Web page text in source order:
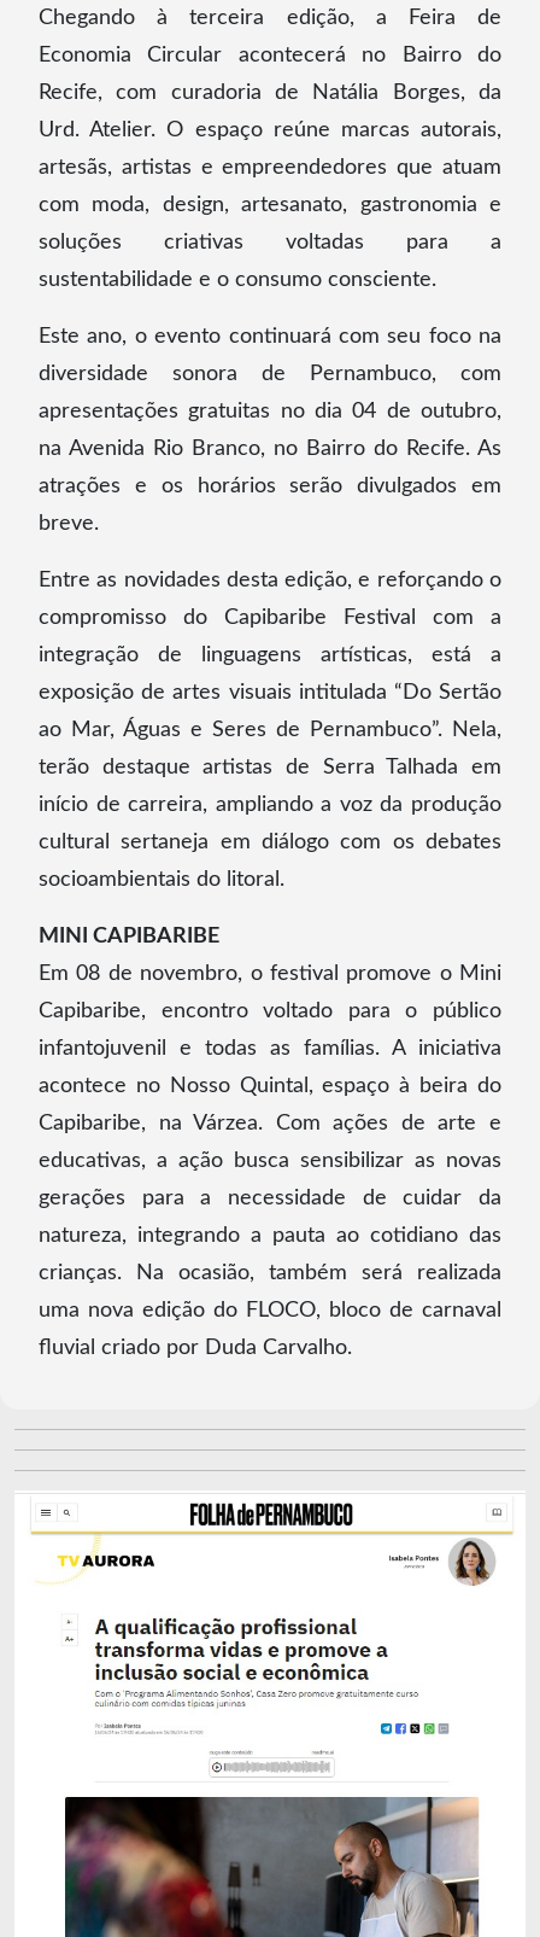
Chegando à terceira edição, a Feira de
Economia Circular acontecerá no Bairro do
Recife, com curadoria de Natália Borges, da
Urd. Atelier. O espaço reúne marcas autorais,
artesãs, artistas e empreendedores que atuam
com moda, design, artesanato, gastronomia e
soluções criativas voltadas para a
sustentabilidade e o consumo consciente.
Este ano, o evento continuará com seu foco na
diversidade sonora de Pernambuco, com
apresentações gratuitas no dia 04 de outubro,
na Avenida Rio Branco, no Bairro do Recife. As
atrações e os horários serão divulgados em
breve.
Entre as novidades desta edição, e reforçando o
compromisso do Capibaribe Festival com a
integração de linguagens artísticas, está a
exposição de artes visuais intitulada “Do Sertão
ao Mar, Águas e Seres de Pernambuco”. Nela,
terão destaque artistas de Serra Talhada em
início de carreira, ampliando a voz da produção
cultural sertaneja em diálogo com os debates
socioambientais do litoral.
MINI CAPIBARIBE
Em 08 de novembro, o festival promove o Mini
Capibaribe, encontro voltado para o público
infantojuvenil e todas as famílias. A iniciativa
acontece no Nosso Quintal, espaço à beira do
Capibaribe, na Várzea. Com ações de arte e
educativas, a ação busca sensibilizar as novas
gerações para a necessidade de cuidar da
natureza, integrando a pauta ao cotidiano das
crianças. Na ocasião, também será realizada
uma nova edição do FLOCO, bloco de carnaval
fluvial criado por Duda Carvalho.